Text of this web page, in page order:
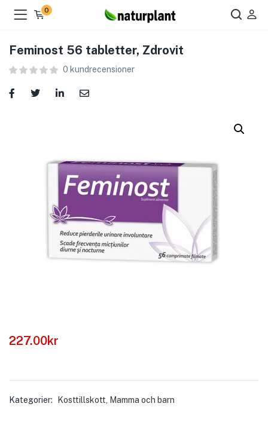
)
0
Feminost 56 tabletter, Zdrovit
0 kundrecensioner
227.00kr
Kategorier: Kosttillskott Mamma och barn